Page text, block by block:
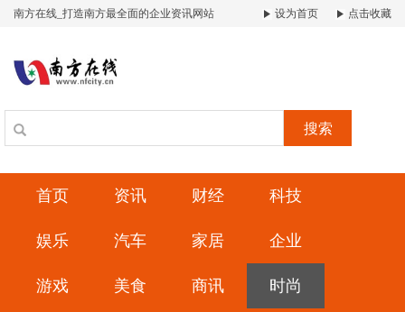
南方在线_打造南方最全面的企业资讯网站 设为首页 点击收藏
搜索
首页 资讯 财经 科技
娱乐 汽车 家居 企业
游戏 美食 商讯 时尚